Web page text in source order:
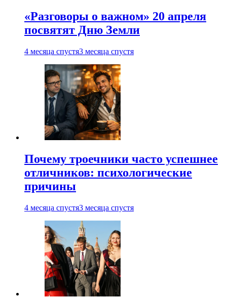
«Разговоры о важном» 20 апреля
посвятят Дню Земли
4 месяца спустя3 месяца спустя
Почему троечники часто успешнее
отличников: психологические
причины
4 месяца спустя3 месяца спустя